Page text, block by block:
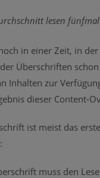
lesen
in einer Zeit, in
Überschriften
Inhalten zur
dieser Content-
ist meist das
muss den